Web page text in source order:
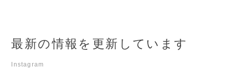
最新の情報を更新しています
Instagram